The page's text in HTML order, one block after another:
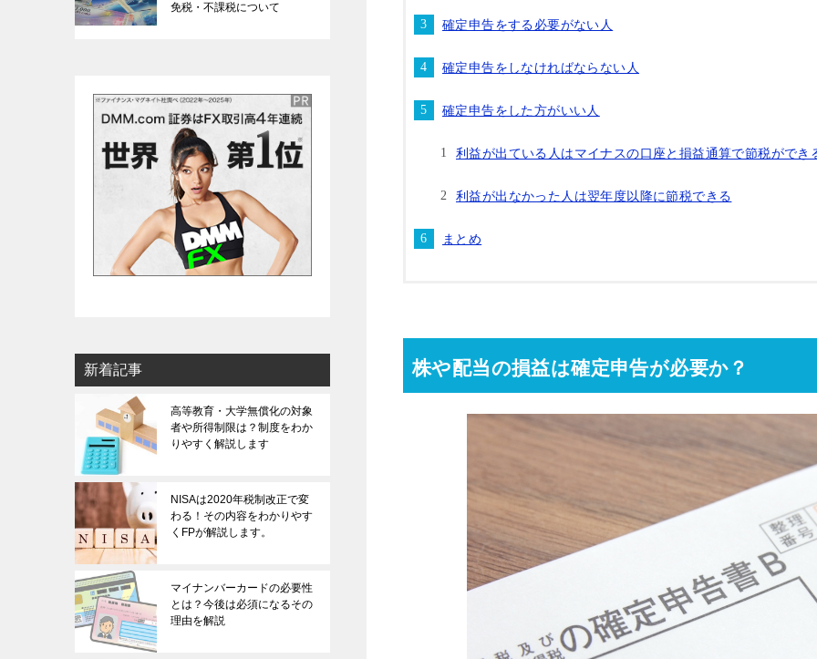
確定申告をする必要がない人
確定申告をしなければならない人
確定申告をした方がいい人
利益が出ている人はマイナスの口座と損益通算で節税ができ
利益が出なかった人は翌年度以降に節税できる
まとめ
株や配当の損益は確定申告が必要か？
免税・不課税について
新着記事
高等教育・大学無償化の対象
者や所得制限は？制度をわか
りやすく解説します
NISAは2020年税制改正で変
わる！その内容をわかりやす
くFPが解説します。
マイナンバーカードの必要性
とは？今後は必須になるその
理由を解説